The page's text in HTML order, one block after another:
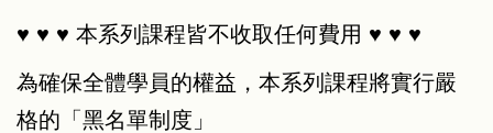
♥ ♥ ♥ 本系列課程皆不收取任何費用 ♥ ♥ ♥
為確保全體學員的權益，本系列課程將實行嚴
格的「黑名單制度」